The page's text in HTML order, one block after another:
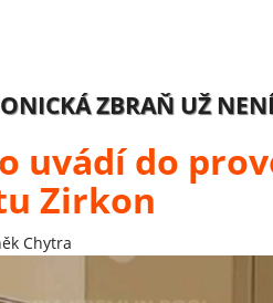
ZBRAŇ UŽ
uvádí do
Zirkon
Chytra